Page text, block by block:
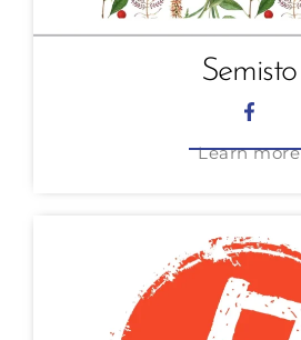
Semisto
Learn more